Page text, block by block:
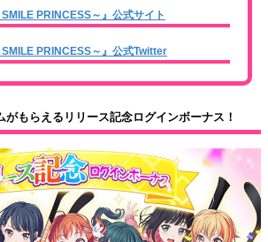
SMILE PRINCESS～』公式サイト
SMILE PRINCESS～』公式Twitter
がもらえるリリース記念ログインボーナス！